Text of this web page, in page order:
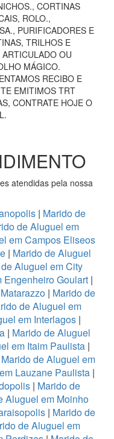
CORTINAS
ROLO.,
PURIFICADORES E
TRILHOS E
OU
MÁGICO.
RECIBO E
EMITIMOS TRT
CONTRATE HOJE O
atendidas pela nossa
| Marido de
de Aluguel em
em Campos Eliseos
| Marido de Aluguel
Aluguel em City
Engenheiro Goulart |
| Marido de
de Aluguel em
em Interlagos|
| Marido de Aluguel
em Itaim Paulista |
Marido de Aluguel em
Lauzane Paulista |
| Marido de
Aluguel em Moinho
| Marido de
de Aluguel em